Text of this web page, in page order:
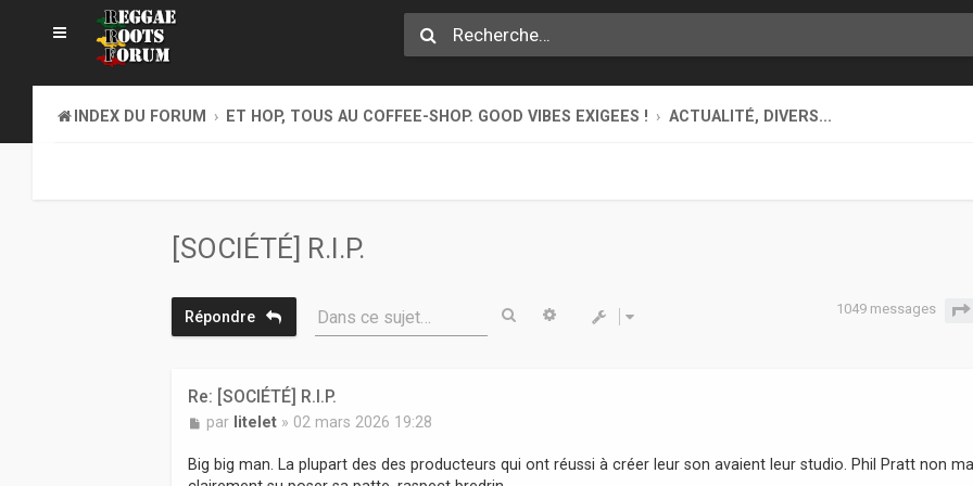
INDEX DU FORUM ET HOP, TOUS AU COFFEE-SHOP. GOOD VIBES EXIGEES ! ACTUALITÉ, DIVERS...
[SOCIÉTÉ] R.I.P.
Répondre Dans ce sujet… RechercherRecherche avancée 1049 messages
Re: [SOCIÉTÉ] R.I.P.
M
s
s
par litelet » 02 mars 2026 19:28
Big big man. La plupart des des producteurs qui ont réussi à créer leur son avaient leur studio. Phil Pratt non